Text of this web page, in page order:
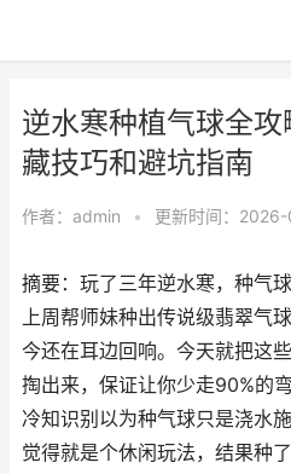
逆水寒种植气球全
藏技巧和避坑指南
作者： admin • 更新时间：
摘要：玩了三年逆水寒，种气
上周帮师妹种出传说级翡翠气
今还在耳边回响。今天就把这
掏出来，保证让你少走90%的
冷知识别以为种气球只是浇水
觉得就是个休闲玩法，结果种